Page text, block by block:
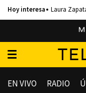
Laura
EN VIVO RADIO